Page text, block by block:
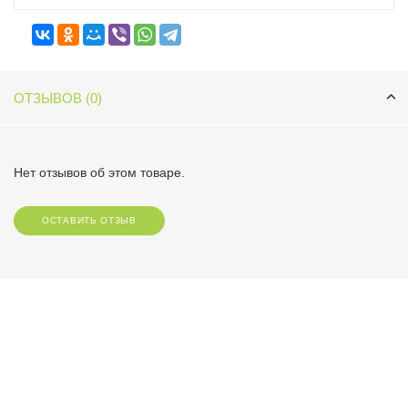
ОТЗЫВОВ (0)
Нет отзывов об этом товаре.
ОСТАВИТЬ ОТЗЫВ